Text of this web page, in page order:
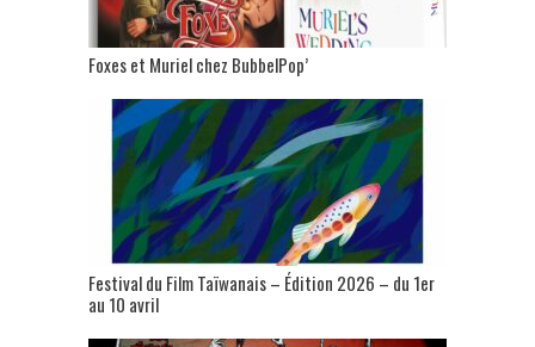
Foxes et Muriel chez BubbelPop’
Festival du Film Taïwanais – Édition 2026 – du 1er
au 10 avril